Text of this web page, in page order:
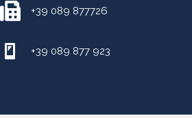
+39 089 877726
+39 089 877 923